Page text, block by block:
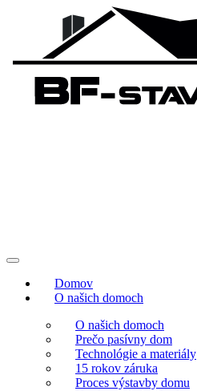
Domov
O našich domoch
O našich domoch
Prečo pasívny dom
Technológie a materiály
15 rokov záruka
Proces výstavby domu